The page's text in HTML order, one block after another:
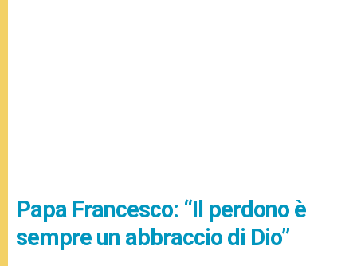
Papa Francesco: “Il perdono è
sempre un abbraccio di Dio”